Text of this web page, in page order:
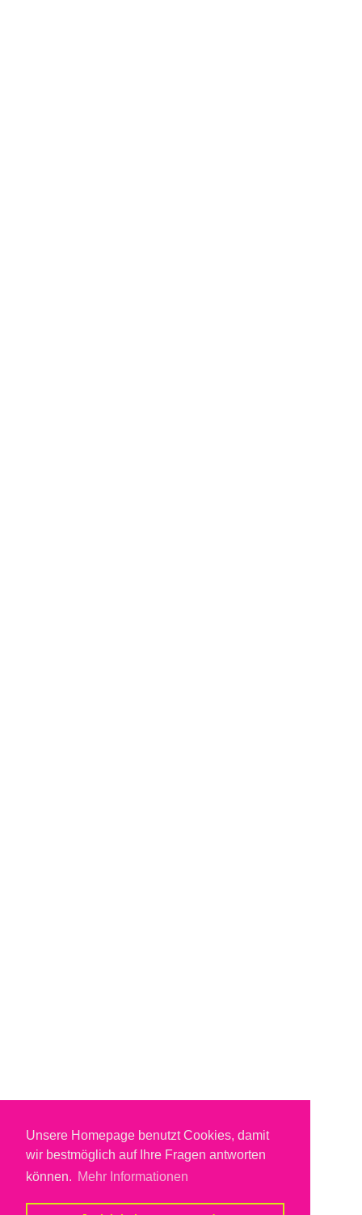
Unsere Homepage benutzt Cookies, damit
wir bestmöglich auf Ihre Fragen antworten
können. Mehr Informationen